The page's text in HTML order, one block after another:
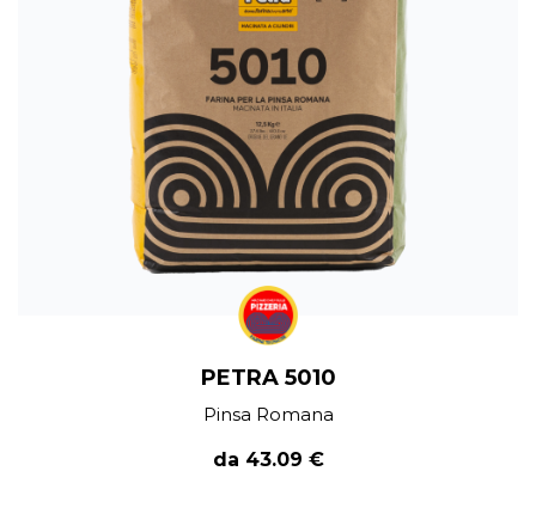
PETRA 5010
Pinsa Romana
da 43.09 €